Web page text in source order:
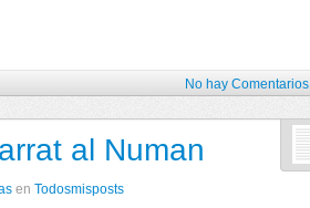
No hay Comentarios
al Numan
en Todosmisposts